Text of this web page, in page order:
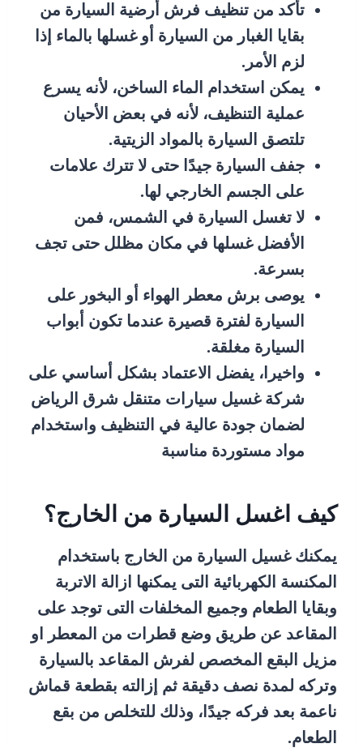
تأكد من تنظيف فرش أرضية السيارة من
بقايا الغبار من السيارة أو غسلها بالماء إذا
لزم الأمر.
يمكن استخدام الماء الساخن، لأنه يسرع
عملية التنظيف، لأنه في بعض الأحيان
تلتصق السيارة بالمواد الزيتية.
جفف السيارة جيدًا حتى لا تترك علامات
على الجسم الخارجي لها.
لا تغسل السيارة في الشمس، فمن
الأفضل غسلها في مكان مظلل حتى تجف
بسرعة.
يوصى برش معطر الهواء أو البخور على
السيارة لفترة قصيرة عندما تكون أبواب
السيارة مغلقة.
واخيرا، يفضل الاعتماد بشكل أساسي على
شركةغسيل سيارات متنقل شرق الرياض
لضمان جودة عالية في التنظيف واستخدام
مواد مستوردة مناسبة
كيف اغسل السيارة من الخارج؟
يمكنك غسيل السيارة من الخارج باستخدام
المكنسة الكهربائية التى يمكنها ازالة الاتربة
وبقايا الطعام وجميع المخلفات التى توجد على
المقاعد عن طريق وضع قطرات من المعطر او
مزيل البقع المخصص لفرش المقاعد بالسيارة
وتركه لمدة نصف دقيقة ثم إزالته بقطعة قماش
ناعمة بعد فركه جيدًا، وذلك للتخلص من بقع
الطعام.